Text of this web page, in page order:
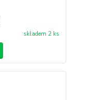
skladem 2 ks